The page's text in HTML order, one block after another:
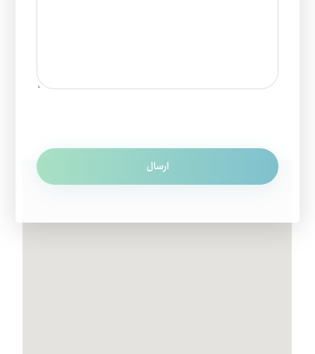
ارسال